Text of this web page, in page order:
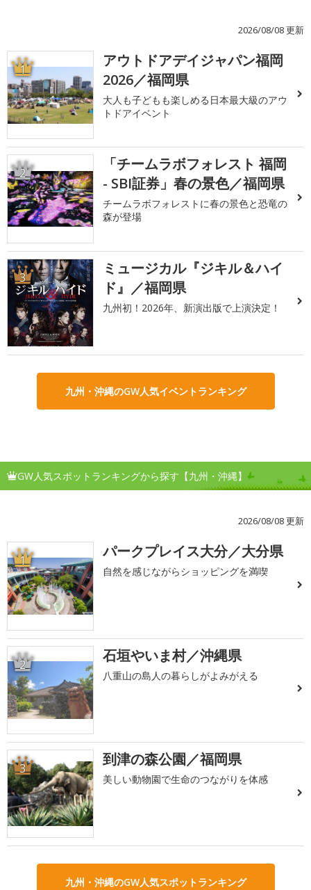
2026/08/08 更新
1
アウトドアデイジャパン福岡
2026／福岡県
大人も子どもも楽しめる日本最大級のアウ
トドアイベント
2
「チームラボフォレスト 福岡
- SBI証券」春の景色／福岡県
チームラボフォレストに春の景色と恐竜の
森が登場
3
ミュージカル『ジキル＆ハイ
ド』／福岡県
九州初！2026年、新演出版で上演決定！
九州・沖縄のGW人気イベントランキング
GW人気スポットランキングから探す【九州・沖縄】
2026/08/08 更新
1 パークプレイス大分／大分県
自然を感じながらショッピングを満喫
2 石垣やいま村／沖縄県
八重山の島人の暮らしがよみがえる
3 到津の森公園／福岡県
美しい動物園で生命のつながりを体感
九州・沖縄のGW人気スポットランキング